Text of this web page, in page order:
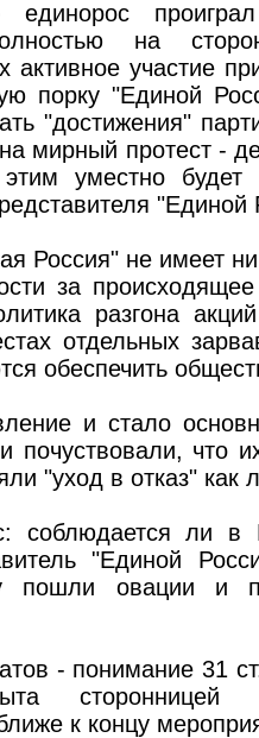
на
активное участие
порку "Единой
"достижения"
мирный протест -
уместно будет
"Единой
Россия" не имеет
за
разгона
отдельных
обеспечить
и стало
почуствовали, что
"уход в отказ" как
соблюдается ли в
"Единой
овации и
- понимание 31
сторонницей
к концу